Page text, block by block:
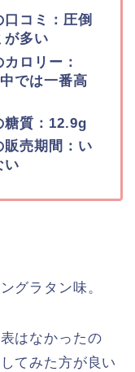
コミ：圧倒
が多い
ロリー：
では一番高
糖質：12.9g
売期間：い
い
グラタン味。
はなかったの
てみた方が良い